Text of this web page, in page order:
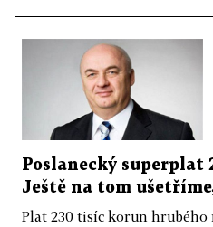
Poslanecký superplat
Ještě na tom
Plat 230 tisíc korun hrubého